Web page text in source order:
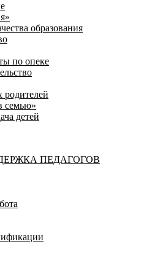
образования
по опеке
семью»
детей
ПЕДАГОГОВ